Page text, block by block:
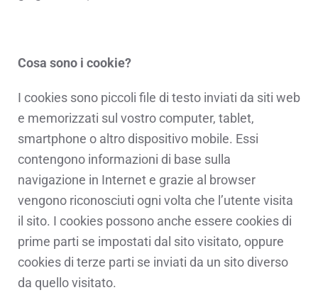
Cosa sono i cookie?
I cookies sono piccoli file di testo inviati da siti web
e memorizzati sul vostro computer, tablet,
smartphone o altro dispositivo mobile. Essi
contengono informazioni di base sulla
navigazione in Internet e grazie al browser
vengono riconosciuti ogni volta che l’utente visita
il sito. I cookies possono anche essere cookies di
prime parti se impostati dal sito visitato, oppure
cookies di terze parti se inviati da un sito diverso
da quello visitato.